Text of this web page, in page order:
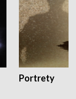
Portrety